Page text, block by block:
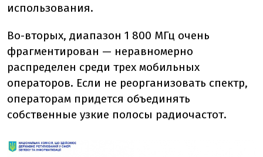
использования.
Во-вторых, диапазон 1 800 МГц очень
фрагментирован — неравномерно
распределен среди трех мобильных
операторов. Если не реорганизовать спектр,
операторам придется объединять
собственные узкие полосы радиочастот.